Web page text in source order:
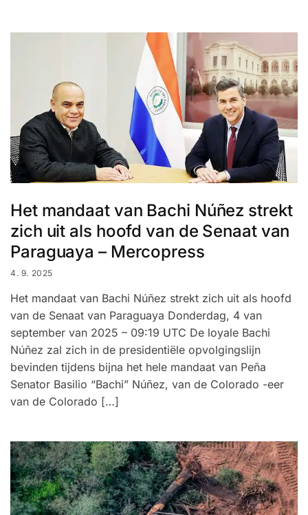
Het mandaat van Bachi Núñez strekt
zich uit als hoofd van de Senaat van
Paraguaya – Mercopress
4. 9. 2025
Het mandaat van Bachi Núñez strekt zich uit als hoofd
van de Senaat van Paraguaya Donderdag, 4 van
september van 2025 – 09:19 UTC De loyale Bachi
Núñez zal zich in de presidentiële opvolgingslijn
bevinden tijdens bijna het hele mandaat van Peña
Senator Basilio “Bachi” Núñez, van de Colorado -eer
van de Colorado […]